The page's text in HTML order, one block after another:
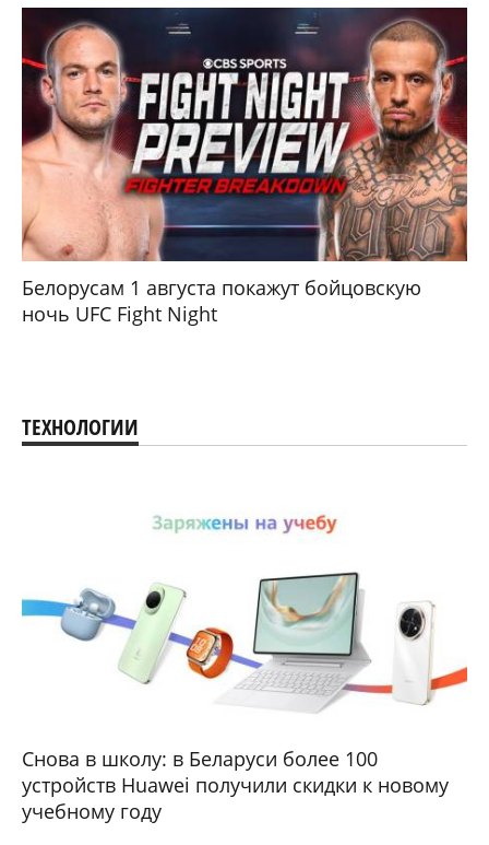
Белорусам 1 августа покажут бойцовскую
ночь UFC Fight Night
ТЕХНОЛОГИИ
Снова в школу: в Беларуси более 100
устройств Huawei получили скидки к новому
учебному году